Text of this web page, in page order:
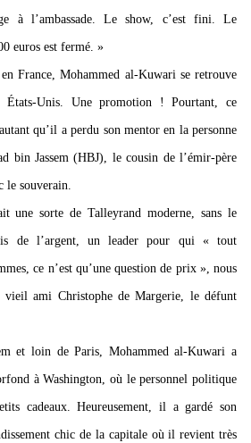
à l’ambassade. Le show, c’est fini. Le
euros est fermé. »
France, Mohammed al-Kuwari se retrouve
États-Unis. Une promotion ! Pourtant, ce
qu’il a perdu son mentor en la personne
bin Jassem (HBJ), le cousin de l’émir-père
le souverain.
une sorte de Talleyrand moderne, sans le
de l’argent, un leader pour qui « tout
ce n’est qu’une question de prix », nous
vieil ami Christophe de Margerie, le défunt
et loin de Paris, Mohammed al-Kuwari a
à Washington, où le personnel politique
cadeaux. Heureusement, il a gardé son
chic de la capitale où il revient très